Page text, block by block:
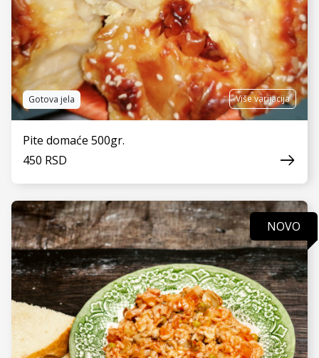
VIDI JOŠ
Gotova jela Više varijacija
Pite domaće 500gr.
450 RSD
NOVO